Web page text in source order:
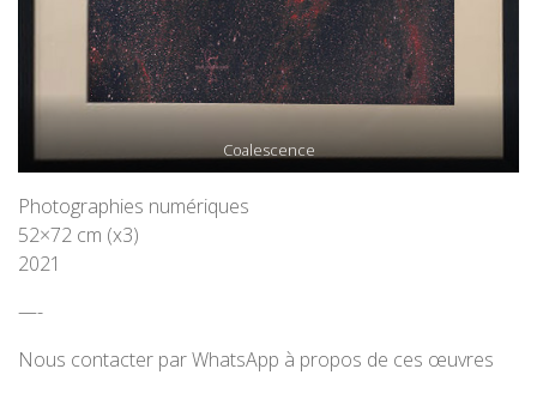
Coalescence
Photographies numériques
52×72 cm (x3)
2021
—-
Nous contacter par WhatsApp à propos de ces œuvres